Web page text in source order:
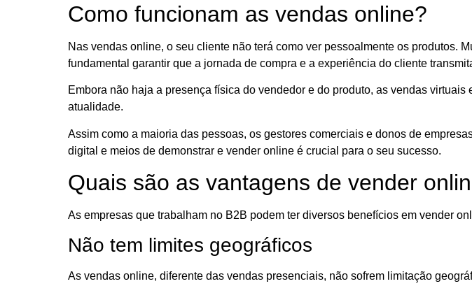
Como funcionam as vendas online?
Nas vendas online, o seu cliente não terá como ver pessoalmente os produtos.
fundamental garantir que a jornada de compra e a experiência do cliente
Embora não haja a presença física do vendedor e do produto, as vendas
atualidade.
Assim como a maioria das pessoas, os gestores comerciais e donos de
digital e meios de demonstrar e vender online é crucial para o seu sucesso.
Quais são as vantagens de vender
As empresas que trabalham no B2B podem ter diversos benefícios em vender
Não tem limites geográficos
As vendas online, diferente das vendas presenciais, não sofrem limitação